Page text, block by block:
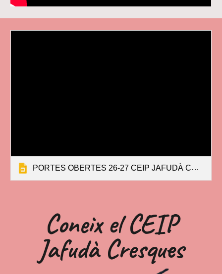
PORTES OBERTES 26-27 CEIP JAFUDÀ CRESQUES
Coneix el CEIP
Jafudà Cresques